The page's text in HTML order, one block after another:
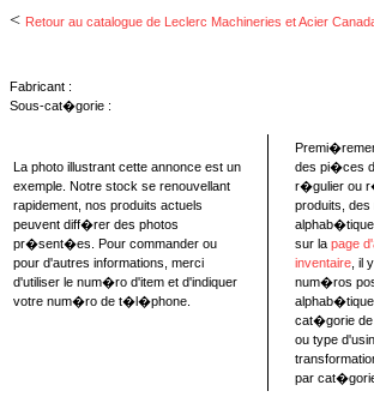
< Retour au catalogue de Leclerc Machineries et Acier
Fabricant :
Sous-cat�gorie :
La photo illustrant cette annonce est un
exemple. Notre stock se renouvellant
rapidement, nos produits actuels
peuvent diff�rer des photos
pr�sent�es. Pour commander ou
pour d'autres informations, merci
d'utiliser le num�ro d'item et d'indiquer
votre num�ro de t�l�phone.
des pi�ces
r�gulier ou
produits, des
sur la page
inventaire , il
num�ros
cat�gorie de
ou type
par